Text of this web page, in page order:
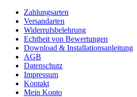
Zahlungsarten
Versandarten
Widerrufsbelehrung
Echtheit von Bewertungen
Download & Installationsanleitung
AGB
Datenschutz
Impressum
Kontakt
Mein Konto